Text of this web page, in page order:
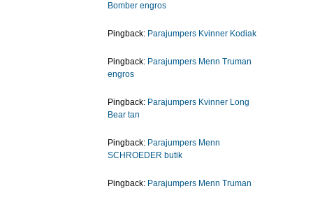
Bomber engros
Pingback: Parajumpers Kvinner Kodiak
Pingback: Parajumpers Menn Truman
engros
Pingback: Parajumpers Kvinner Long
Bear tan
Pingback: Parajumpers Menn
SCHROEDER butik
Pingback: Parajumpers Menn Truman